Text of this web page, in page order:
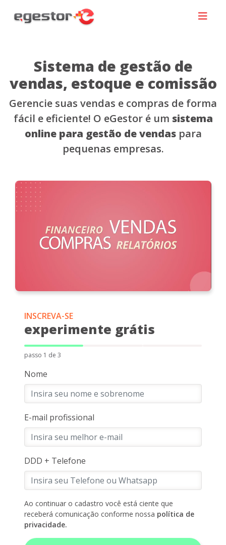
Sistema de gestão de
vendas, estoque e comissão
Gerencie suas vendas e compras de forma
fácil e eficiente! O eGestor é um sistema
online para gestão de vendaspara
pequenas empresas.
INSCREVA-SE
experimente grátis
passo 1 de 3
Nome
E-mail profissional
DDD + Telefone
Ao continuar o cadastro você está ciente que
receberá comunicação conforme nossa política de
privacidade.